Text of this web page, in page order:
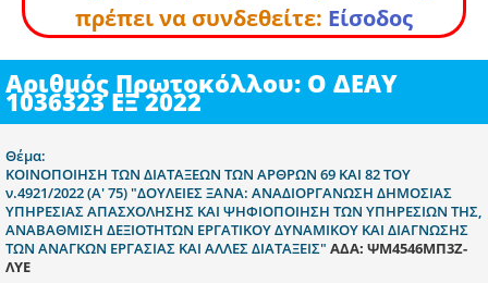
πρέπει να συνδεθείτε: Είσοδος
Αριθμός Πρωτοκόλλου: Ο ΔΕΑΥ
1036323 ΕΞ 2022
Θέμα:
ΚΟΙΝΟΠΟΙΗΣΗ ΤΩΝ ΔΙΑΤΑΞΕΩΝ ΤΩΝ ΑΡΘΡΩΝ 69 ΚΑΙ 82 ΤΟΥ
ν.4921/2022 (Α' 75) "ΔΟΥΛΕΙΕΣ ΞΑΝΑ: ΑΝΑΔΙΟΡΓΑΝΩΣΗ ΔΗΜΟΣΙΑΣ
ΥΠΗΡΕΣΙΑΣ ΑΠΑΣΧΟΛΗΣΗΣ ΚΑΙ ΨΗΦΙΟΠΟΙΗΣΗ ΤΩΝ ΥΠΗΡΕΣΙΩΝ ΤΗΣ,
ΑΝΑΒΑΘΜΙΣΗ ΔΕΞΙΟΤΗΤΩΝ ΕΡΓΑΤΙΚΟΥ ΔΥΝΑΜΙΚΟΥ ΚΑΙ ΔΙΑΓΝΩΣΗΣ
ΤΩΝ ΑΝΑΓΚΩΝ ΕΡΓΑΣΙΑΣ ΚΑΙ ΑΛΛΕΣ ΔΙΑΤΑΞΕΙΣ" ΑΔΑ: ΨΜ4546ΜΠ3Ζ-
ΛΥΕ